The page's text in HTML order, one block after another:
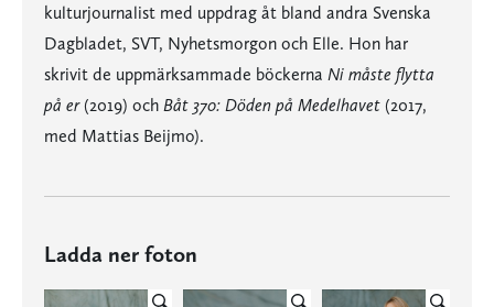
kulturjournalist med uppdrag åt bland andra Svenska
Dagbladet, SVT, Nyhetsmorgon och Elle. Hon har
skrivit de uppmärksammade böckerna Ni måste flytta
på er(2019) och Båt 370: Döden på Medelhavet (2017,
med Mattias Beijmo).
Ladda ner foton